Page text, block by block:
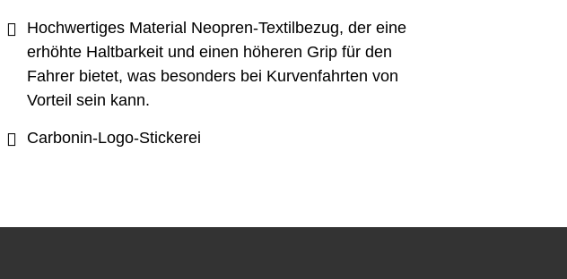
Hochwertiges Material Neopren-Textilbezug, der eine
erhöhte Haltbarkeit und einen höheren Grip für den
Fahrer bietet, was besonders bei Kurvenfahrten von
Vorteil sein kann.
Carbonin-Logo-Stickerei